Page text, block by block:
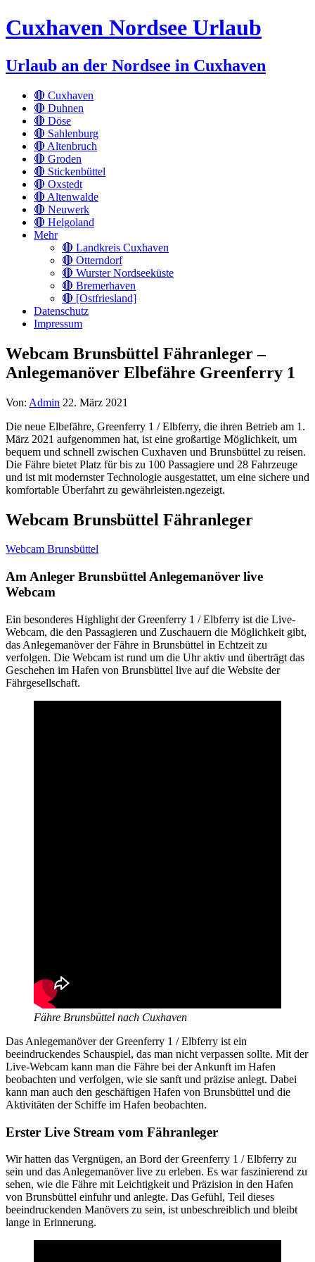
Cuxhaven Nordsee Urlaub
Urlaub an der Nordsee in Cuxhaven
🔴 Cuxhaven
🔴 Duhnen
🔴 Döse
🔴 Sahlenburg
🔴 Altenbruch
🔴 Groden
🔴 Stickenbüttel
🔴 Oxstedt
🔴 Altenwalde
🔴 Neuwerk
🔴 Helgoland
Mehr
🔴 Landkreis Cuxhaven
🔴 Otterndorf
🔴 Wurster Nordseeküste
🔴 Bremerhaven
🔴 [Ostfriesland]
Datenschutz
Impressum
Webcam Brunsbüttel Fähranleger –
Anlegemanöver Elbefähre Greenferry 1
Von: Admin 22. März 2021
Die neue Elbefähre, Greenferry 1 / Elbferry, die ihren Betrieb am 1.
März 2021 aufgenommen hat, ist eine großartige Möglichkeit, um
bequem und schnell zwischen Cuxhaven und Brunsbüttel zu reisen.
Die Fähre bietet Platz für bis zu 100 Passagiere und 28 Fahrzeuge
und ist mit modernster Technologie ausgestattet, um eine sichere und
komfortable Überfahrt zu gewährleisten.ngezeigt.
Webcam Brunsbüttel Fähranleger
Webcam Brunsbüttel
Am Anleger Brunsbüttel Anlegemanöver live
Webcam
Ein besonderes Highlight der Greenferry 1 / Elbferry ist die Live-
Webcam, die den Passagieren und Zuschauern die Möglichkeit gibt,
das Anlegemanöver der Fähre in Brunsbüttel in Echtzeit zu
verfolgen. Die Webcam ist rund um die Uhr aktiv und überträgt das
Geschehen im Hafen von Brunsbüttel live auf die Website der
Fährgesellschaft.
Fähre Brunsbüttel nach Cuxhaven
Das Anlegemanöver der Greenferry 1 / Elbferry ist ein
beeindruckendes Schauspiel, das man nicht verpassen sollte. Mit der
Live-Webcam kann man die Fähre bei der Ankunft im Hafen
beobachten und verfolgen, wie sie sanft und präzise anlegt. Dabei
kann man auch den geschäftigen Hafen von Brunsbüttel und die
Aktivitäten der Schiffe im Hafen beobachten.
Erster Live Stream vom Fähranleger
Wir hatten das Vergnügen, an Bord der Greenferry 1 / Elbferry zu
sein und das Anlegemanöver live zu erleben. Es war faszinierend zu
sehen, wie die Fähre mit Leichtigkeit und Präzision in den Hafen
von Brunsbüttel einfuhr und anlegte. Das Gefühl, Teil dieses
beeindruckenden Manövers zu sein, ist unbeschreiblich und bleibt
lange in Erinnerung.